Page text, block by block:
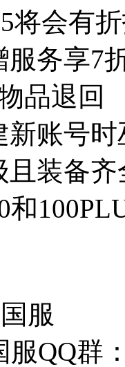
将会有
务享7
品退回
账号
且装备
和
服
服QQ群